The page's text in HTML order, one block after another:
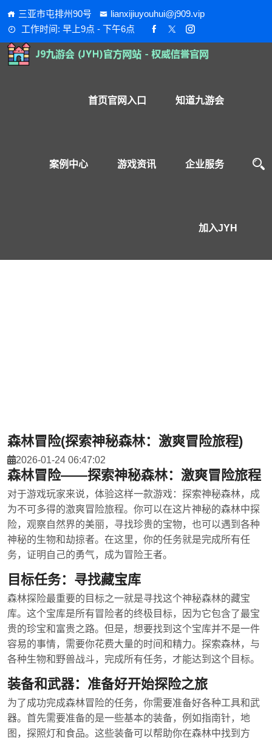
三亚市屯排州90号
lianxijiuyouhui@j909.vip
工作时间: 早上9点 - 下午6点
首页官网入口 知道九游会
案例中心 游戏资讯 企业服务
加入JYH
森林冒险(探索神秘森林：激爽冒险旅程)
2026-01-24 06:47:02
森林冒险——探索神秘森林：激爽冒险旅程
对于游戏玩家来说，体验这样一款游戏：探索神秘森林，成
为不可多得的激爽冒险旅程。你可以在这片神秘的森林中探
险，观察自然界的美丽，寻找珍贵的宝物，也可以遇到各种
神秘的生物和劫掠者。在这里，你的任务就是完成所有任
务，证明自己的勇气，成为冒险王者。
目标任务：寻找藏宝库
森林探险最重要的目标之一就是寻找这个神秘森林的藏宝
库。这个宝库是所有冒险者的终极目标，因为它包含了最宝
贵的珍宝和富贵之路。但是，想要找到这个宝库并不是一件
容易的事情，需要你花费大量的时间和精力。探索森林，与
各种生物和野兽战斗，完成所有任务，才能达到这个目标。
装备和武器：准备好开始探险之旅
为了成功完成森林冒险的任务，你需要准备好各种工具和武
器。首先需要准备的是一些基本的装备，例如指南针，地
图，探照灯和食品。这些装备可以帮助你在森林中找到方